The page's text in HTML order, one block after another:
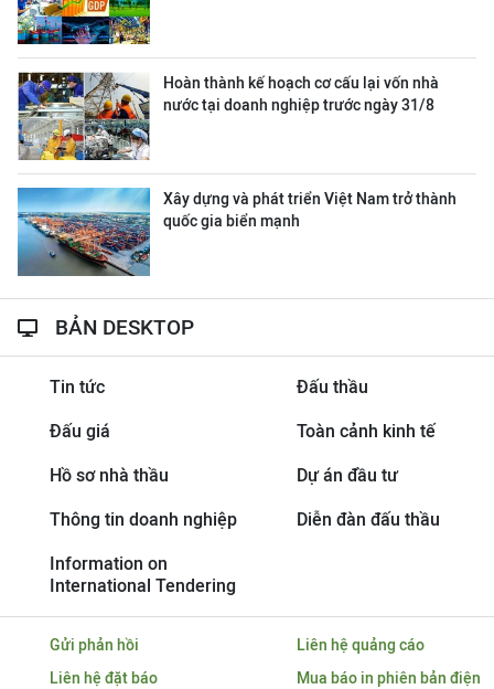
Hoàn thành kế hoạch cơ cấu lại vốn nhà
nước tại doanh nghiệp trước ngày 31/8
Xây dựng và phát triển Việt Nam trở thành
quốc gia biển mạnh
BẢN DESKTOP
Tin tức Đấu thầu
Đấu giá Toàn cảnh kinh tế
Hồ sơ nhà thầu Dự án đầu tư
Thông tin doanh nghiệp Diễn đàn đấu thầu
Information on
International Tendering
Gửi phản hồi
Liên hệ quảng cáo
Liên hệ đặt báo
Mua báo in phiên bản điện